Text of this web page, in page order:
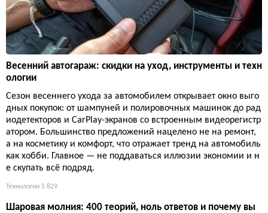
Весенний автогараж: скидки на уход, инструменты и техн
ологии
Сезон весеннего ухода за автомобилем открывает окно выго
дных покупок: от шампуней и полировочных машинок до рад
иодетекторов и CarPlay-экранов со встроенным видеорегистр
атором. Большинство предложений нацелено не на ремонт,
а на косметику и комфорт, что отражает тренд на автомобиль
как хобби. Главное — не поддаваться иллюзии экономии и н
е скупать всё подряд.
Технологии 5 829
Шаровая молния: 400 теорий, ноль ответов и почему вы